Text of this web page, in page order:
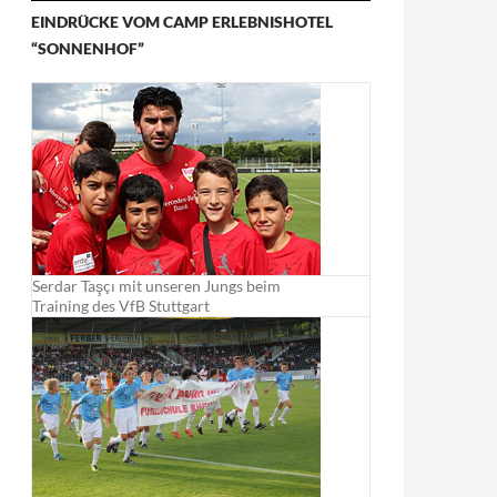
EINDRÜCKE VOM CAMP ERLEBNISHOTEL
“SONNENHOF”
Serdar Taşçı mit unseren Jungs beim
Training des VfB Stuttgart